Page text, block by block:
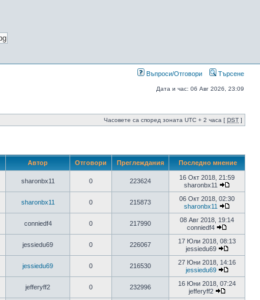
Въпроси/Отговори Търсене
Дата и час: 06 Авг 2026, 23:09
Часовете са според зоната UTC + 2 часа [ DST ]
Автор Отговори Преглеждания Последно мнение
sharonbx11 0 223624
16 Окт 2018, 21:59
sharonbx11
sharonbx11 0 215873
06 Окт 2018, 02:30
sharonbx11
conniedf4 0 217990
08 Авг 2018, 19:14
conniedf4
jessiedu69 0 226067
17 Юли 2018, 08:13
jessiedu69
jessiedu69 0 216530
27 Юни 2018, 14:16
jessiedu69
jefferyff2 0 232996
16 Юни 2018, 07:24
jefferyff2